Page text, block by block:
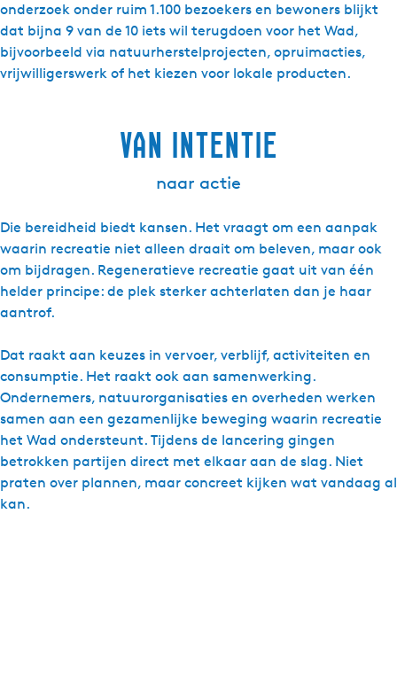
onderzoek onder ruim 1.100 bezoekers en bewoners blijkt
dat bijna 9 van de 10 iets wil terugdoen voor het Wad,
bijvoorbeeld via natuurherstelprojecten, opruimacties,
vrijwilligerswerk of het kiezen voor lokale producten.
van intentie
naar actie
Die bereidheid biedt kansen. Het vraagt om een aanpak
waarin recreatie niet alleen draait om beleven, maar ook
om bijdragen. Regeneratieve recreatie gaat uit van één
helder principe: de plek sterker achterlaten dan je haar
aantrof.
Dat raakt aan keuzes in vervoer, verblijf, activiteiten en
consumptie. Het raakt ook aan samenwerking.
Ondernemers, natuurorganisaties en overheden werken
samen aan een gezamenlijke beweging waarin recreatie
het Wad ondersteunt. Tijdens de lancering gingen
betrokken partijen direct met elkaar aan de slag. Niet
praten over plannen, maar concreet kijken wat vandaag al
kan.